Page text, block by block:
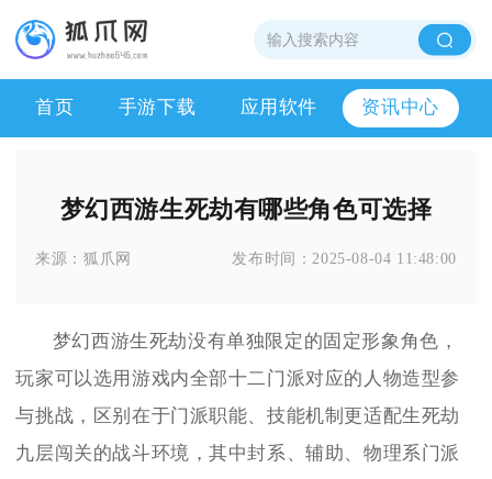
首页 手游下载 应用软件 资讯中心
梦幻西游生死劫有哪些角色可选择
来源：狐爪网 发布时间：2025-08-04 11:48:00
梦幻西游生死劫没有单独限定的固定形象角色，
玩家可以选用游戏内全部十二门派对应的人物造型参
与挑战，区别在于门派职能、技能机制更适配生死劫
九层闯关的战斗环境，其中封系、辅助、物理系门派